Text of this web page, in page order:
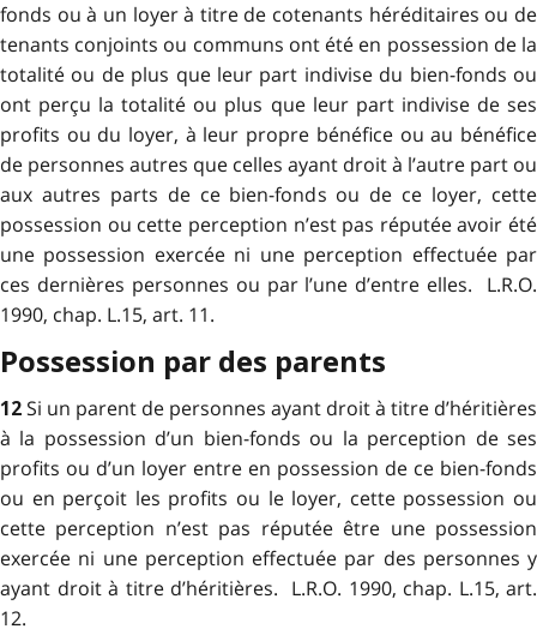
fonds ou à un loyer à titre de cotenants héréditaires ou de
tenants conjoints ou communs ont été en possession de la
totalité ou de plus que leur part indivise du bien-fonds ou
ont perçu la totalité ou plus que leur part indivise de ses
profits ou du loyer, à leur propre bénéfice ou au bénéfice
de personnes autres que celles ayant droit à l’autre part ou
aux autres parts de ce bien-fonds ou de ce loyer, cette
possession ou cette perception n’est pas réputée avoir été
une possession exercée ni une perception effectuée par
ces dernières personnes ou par l’une d’entre elles. L.R.O.
1990, chap. L.15, art. 11.
Possession par des parents
12 Si un parent de personnes ayant droit à titre d’héritières
à la possession d’un bien-fonds ou la perception de ses
profits ou d’un loyer entre en possession de ce bien-fonds
ou en perçoit les profits ou le loyer, cette possession ou
cette perception n’est pas réputée être une possession
exercée ni une perception effectuée par des personnes y
ayant droit à titre d’héritières. L.R.O. 1990, chap. L.15, art.
12.